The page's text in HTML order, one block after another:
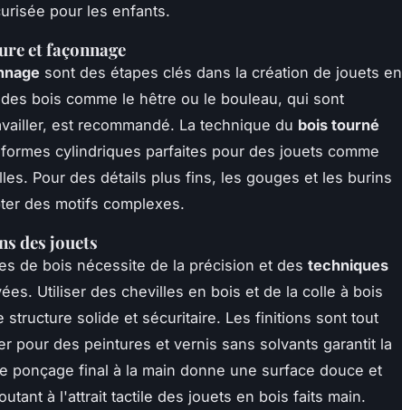
pour les enfants.
et façonnage
sont des étapes clés dans la création de jouets en
bois comme le hêtre ou le bouleau, qui sont
est recommandé. La technique du bois tourné
cylindriques parfaites pour des jouets comme
Pour des détails plus fins, les gouges et les burins
des motifs complexes.
des jouets
de bois nécessite de la précision et des techniques
Utiliser des chevilles en bois et de la colle à bois
structure solide et sécuritaire. Les finitions sont tout
pour des peintures et vernis sans solvants garantit la
ponçage final à la main donne une surface douce et
à l'attrait tactile des jouets en bois faits main.